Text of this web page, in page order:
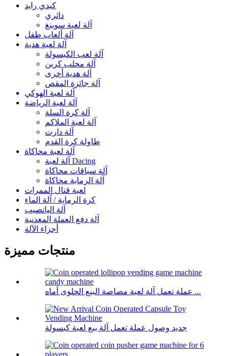
كيدي رايد
دائري
آلة لعبة سوينغ
آلة ألعاب طفل
آلة لعبة هدية
آلة لعب الكبسولة
آلة مخلب كرين
آلة هدية أخرى
آلة جائزة المقص
آلة لعبة الهوكي
آلة لعبة الرياضة
آلة كرة السلة
آلة لعبة الملاكم
آلة دارت
طاولة كرة القدم
آلة لعبة محاكاة
آلة لعبة Dacing
آلة سباقات محاكاة
آلة الرماية محاكاة
لعبة قتال الممرات
كرة الرماية / آلة الماء
آلة اليانصيب
آلة دفع العملة المعدنية
أجزاء الآلة
منتجات مميزة
عملة تعمل آلة لعبة مصاصة البيع الحلوى أماه ...
جديد وصول عملة تعمل آلة بيع لعبة كبسولة